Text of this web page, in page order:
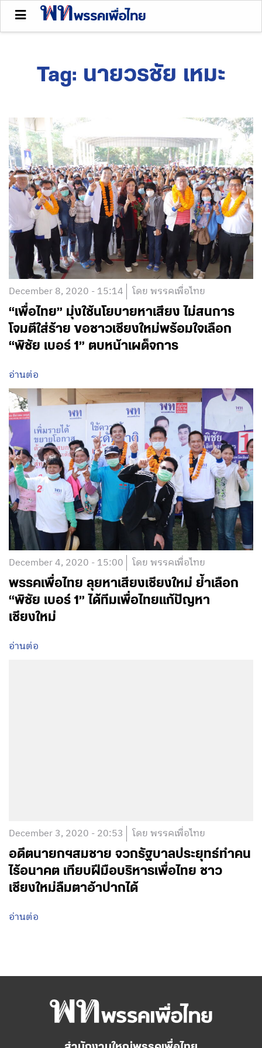
Tag: นายวรชัย เหมะ
December 8, 2020 - 15:14 โดย พรรคเพื่อไทย
“เพื่อไทย” มุ่งใช้นโยบายหาเสียง ไม่สนการ
โจมตีใส่ร้าย ขอชาวเชียงใหม่พร้อมใจเลือก
“พิชัย เบอร์ 1” ตบหน้าเผด็จการ
อ่านต่อ
December 4, 2020 - 15:00 โดย พรรคเพื่อไทย
พรรคเพื่อไทย ลุยหาเสียงเชียงใหม่ ย้ำเลือก
“พิชัย เบอร์ 1” ได้ทีมเพื่อไทยแก้ปัญหา
เชียงใหม่
อ่านต่อ
December 3, 2020 - 20:53 โดย พรรคเพื่อไทย
อดีตนายกฯสมชาย จวกรัฐบาลประยุทธ์ทำคน
ไร้อนาคต เทียบฝีมือบริหารเพื่อไทย ชาว
เชียงใหม่ลืมตาอ้าปากได้
อ่านต่อ